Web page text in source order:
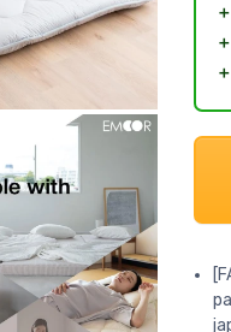
＋
＋
＋